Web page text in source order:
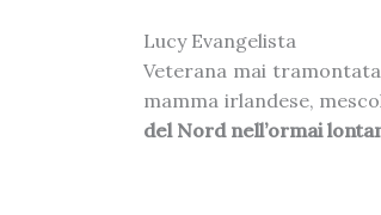
Lucy Evangelista
Veterana mai
mamma irlandese,
del Nord nell’ormai